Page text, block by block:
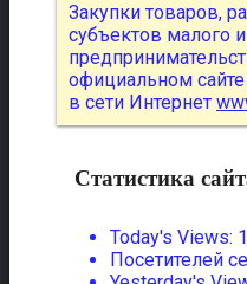
Закупки товаров,
субъектов малого
официальном
в сети Интернет
Статистика
Today's Views:
Посетителей